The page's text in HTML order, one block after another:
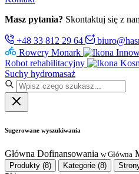
Masz pytania? Skontaktuj się z
+48 33 812 29 64
Rowery Monark
Robot rehabilitacyjny
Suchy hydromasaż
Sugerowane wyszukiwania
Główna Dofinansowania w Główna
Produkty (8) Kategorie (8)